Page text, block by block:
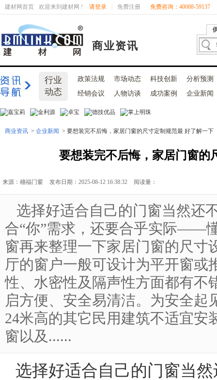
建材网首页 欢迎来到建材网 ! 请登录 免费注册 免费咨询：40088-59137
商业资讯
行业
动态
政策法规 市场动态 科技创新
分析预测
经销会议
人物访谈 成功案例 企业新闻
商业资讯 > 企业新闻 > 要想装完不后悔，家居门窗的尺寸定制规范最 好了解一下
要想装完不后悔，家居门窗的
来源：穗福门窗 发布日期：2025-08-12 16:38:32 阅读量：
选择好适合自己的门窗当然还
合“你”需求，还要合乎实际——
窗再来整理一下家居门窗的尺寸
厅的窗户一般可设计为平开窗或
性、水密性及隔声性方面都有不
启方便、安全易清洁。为安全起
24米高的其它民用建筑不适宜安
窗以及......
选择好适合自己的门窗当